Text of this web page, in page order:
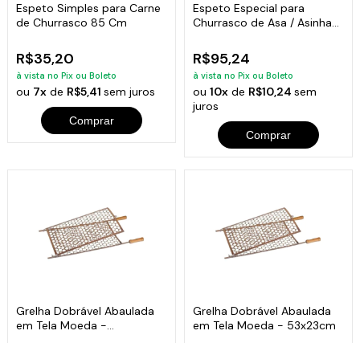
Espeto Simples para Carne
de Churrasco 85 Cm
R$35,20
à vista no Pix ou Boleto
ou 7x de R$5,41sem juros
Comprar
Espeto Especial para
Churrasco de Asa / Asinha
R$95,24
à vista no Pix ou Boleto
ou 10xde R$10,24 sem
juros
Comprar
Grelha Dobrável Abaulada
em Tela Moeda -
Grelha Dobrável Abaulada
em Tela Moeda - 53x23cm